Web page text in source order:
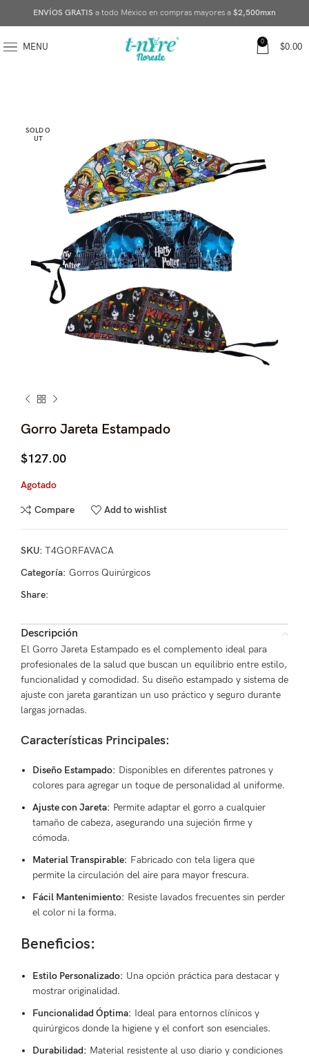
ENVÍOS GRATIS a todo México en compras mayores a $2,500mxn
MENU 0 $0.00
SOLD O
UT
Gorro Jareta Estampado
$127.00
Agotado
Compare Add to wishlist
SKU: T4GORFAVACA
Categoría: Gorros Quirúrgicos
Share:
Descripción
El Gorro Jareta Estampado es el complemento ideal para
profesionales de la salud que buscan un equilibrio entre estilo,
funcionalidad y comodidad. Su diseño estampado y sistema de
ajuste con jareta garantizan un uso práctico y seguro durante
largas jornadas.
Características Principales:
Diseño Estampado: Disponibles en diferentes patrones y
colores para agregar un toque de personalidad al uniforme.
Ajuste con Jareta: Permite adaptar el gorro a cualquier
tamaño de cabeza, asegurando una sujeción firme y
cómoda.
Material Transpirable: Fabricado con tela ligera que
permite la circulación del aire para mayor frescura.
Fácil Mantenimiento: Resiste lavados frecuentes sin perder
el color ni la forma.
Beneficios:
Estilo Personalizado: Una opción práctica para destacar y
mostrar originalidad.
Funcionalidad Óptima: Ideal para entornos clínicos y
quirúrgicos donde la higiene y el confort son esenciales.
Durabilidad: Material resistente al uso diario y condiciones